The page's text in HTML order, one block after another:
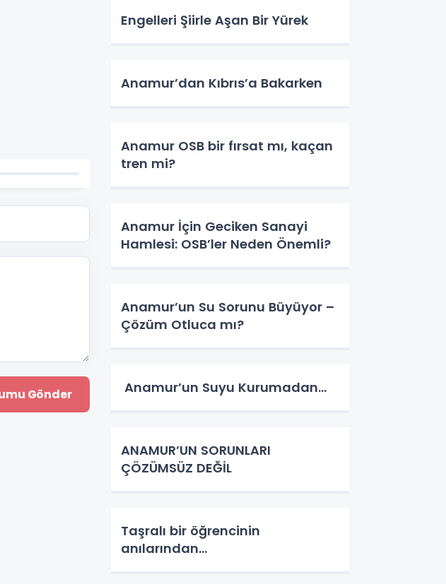
Engelleri Şiirle Aşan Bir Yürek
Anamur’dan Kıbrıs’a Bakarken
Anamur OSB bir fırsat mı, kaçan
tren mi?
Anamur İçin Geciken Sanayi
Hamlesi: OSB’ler Neden Önemli?
Anamur’un Su Sorunu Büyüyor –
Çözüm Otluca mı?
Anamur’un Suyu Kurumadan…
ANAMUR’UN SORUNLARI
ÇÖZÜMSÜZ DEĞİL
Taşralı bir öğrencinin
anılarından…